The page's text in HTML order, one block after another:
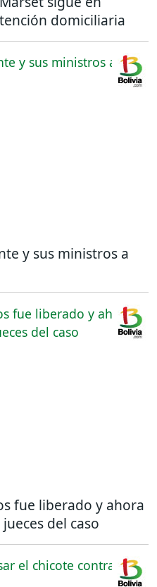
domiciliaria
y sus ministros a
fue liberado y ahora
del caso